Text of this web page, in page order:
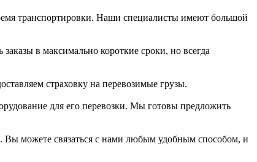
транспортировки. Наши специалисты имеют большой
в максимально короткие сроки, но всегда
страховку на перевозимые грузы.
для его перевозки. Мы готовы предложить
Вы можете связаться с нами любым удобным способом, и